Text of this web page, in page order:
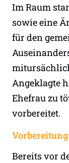
Im Raum
sowie eine
für den
Angeklagte
Ehefrau zu
vorbereitet.
Bereits vor